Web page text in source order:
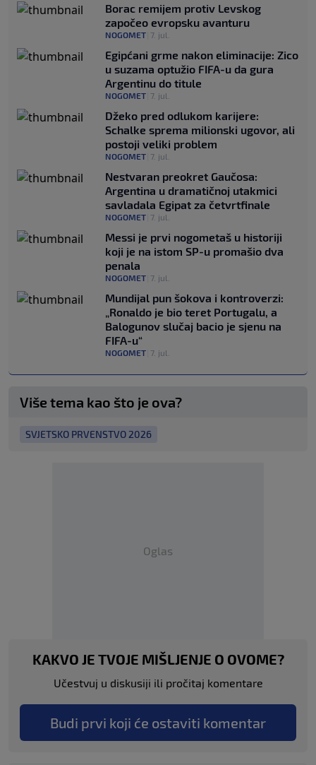
Borac remijem protiv Levskog
započeo evropsku avanturu
NOGOMET 7. jul.
Egipćani grme nakon eliminacije: Zico
u suzama optužio FIFA-u da gura
Argentinu do titule
NOGOMET 7. jul.
Džeko pred odlukom karijere:
Schalke sprema milionski ugovor, ali
postoji veliki problem
NOGOMET 7. jul.
Nestvaran preokret Gaučosa:
Argentina u dramatičnoj utakmici
savladala Egipat za četvrtfinale
NOGOMET 7. jul.
Messi je prvi nogometaš u historiji
koji je na istom SP-u promašio dva
penala
NOGOMET 7. jul.
Mundijal pun šokova i kontroverzi:
„Ronaldo je bio teret Portugalu, a
Balogunov slučaj bacio je sjenu na
FIFA-u“
NOGOMET 7. jul.
Više tema kao što je ova?
SVJETSKO PRVENSTVO 2026
Oglas
KAKVO JE TVOJE MIŠLJENJE O OVOME?
Učestvuj u diskusiji ili pročitaj komentare
Budi prvi koji će ostaviti komentar